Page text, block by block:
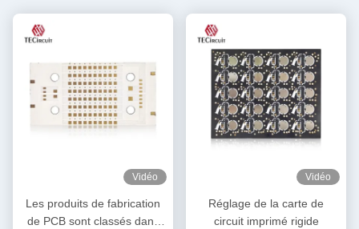
Vidéo
Les produits de fabrication
de PCB sont classés dans
Vidéo
Réglage de la carte de
circuit imprimé rigide